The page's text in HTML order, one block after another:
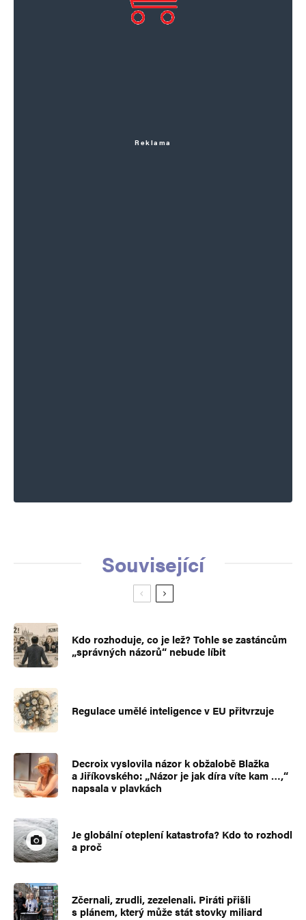
Reklama
Související
Kdo rozhoduje, co je lež? Tohle se zastáncům
„správných názorů“ nebude líbit
Regulace umělé inteligence v EU přitvrzuje
Decroix vyslovila názor k obžalobě Blažka
a Jiříkovského: „Názor je jak díra víte kam …,“
napsala v plavkách
Je globální oteplení katastrofa? Kdo to rozhodl
a proč
Zčernali, zrudli, zezelenali. Piráti přišli
s plánem, který může stát stovky miliard